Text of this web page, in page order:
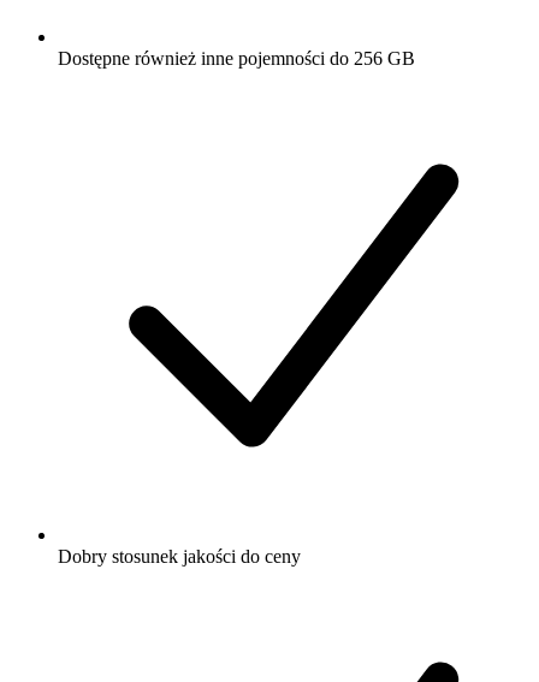
Dostępne również inne pojemności do 256 GB
Dobry stosunek jakości do ceny